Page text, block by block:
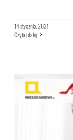
14 stycznia, 2021
Czytaj dalej